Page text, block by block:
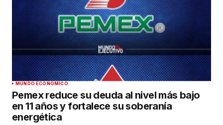
MUNDO ECONÓMICO
Pemex reduce su deuda al nivel más bajo
en 11 años y fortalece su soberanía
energética